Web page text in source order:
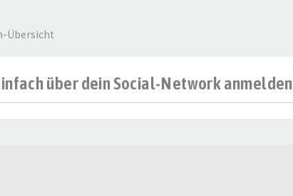
Übersicht
über dein Social-Network anmelden